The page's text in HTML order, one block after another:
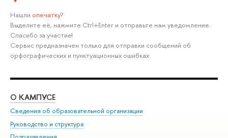
Нашли опечатку?
Выделите её, нажмите Ctrl+Enter и отправьте нам уведомление.
Спасибо за участие!
Сервис предназначен только для отправки сообщений об
орфографических и пунктуационных ошибках.
О КАМПУСЕ
Сведения об образовательной организации
Руководство и структура